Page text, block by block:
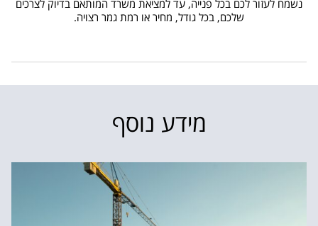
נשמח לעזור לכם בכל פנייה, עד למציאת משרד המותאם בדיוק לצרכים
שלכם, בכל גודל, מחיר או רמת גמר רצויה.
מידע נוסף